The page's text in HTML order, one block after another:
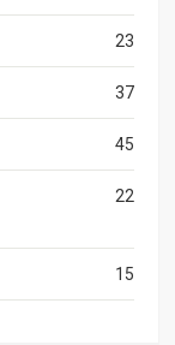
23
37
45
22
15